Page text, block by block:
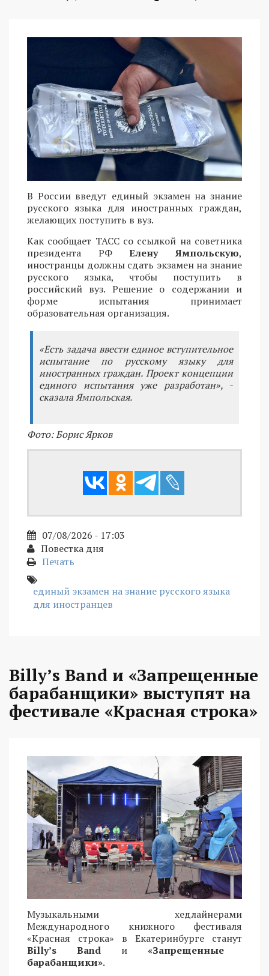
В России введут единый экзамен на знание
русского языка для иностранных граждан,
желающих поступить в вуз.
Как сообщает ТАСС со ссылкой на советника
президента РФЕлену Ямпольскую,
иностранцы должны сдать экзамен на знание
русского языка, чтобы поступить в
российский вуз. Решение о содержании и
форме испытания принимает
образовательная организация.
«Есть задача ввести единое вступительное
испытание по русскому языку для
иностранных граждан. Проект концепции
единого испытания уже разработан», -
сказала Ямпольская.
Фото: Борис Ярков
07/08/2026 - 17:03
Повестка дня
Печать
единый экзамен на знание русского языка
для иностранцев
Billy’s Band и «Запрещенные
барабанщики» выступят на
фестивале «Красная строка»
Музыкальными хедлайнерами
Международного книжного фестиваля
«Красная строка» в Екатеринбурге станут
Billy’s Band и «Запрещенные
барабанщики».